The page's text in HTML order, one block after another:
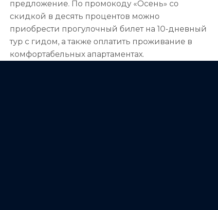
предложение. По промокоду «Осень» со
скидкой в десять процентов можно
приобрести прогулочный билет на 10-дневный
тур с гидом, а также оплатить проживание в
комфортабельных апартаментах.